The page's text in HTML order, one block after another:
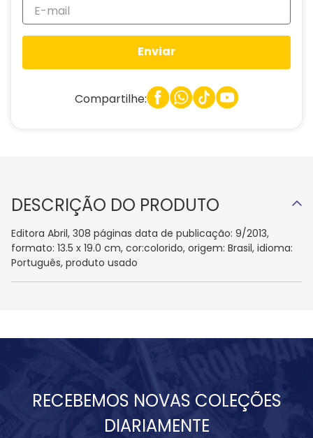
Enviar
Compartilhe:
DESCRIÇÃO DO PRODUTO
Editora Abril, 308 páginas data de publicação: 9/2013,
formato: 13.5 x 19.0 cm, cor:colorido, origem: Brasil, idioma:
Português, produto usado
RECEBEMOS NOVAS COLEÇÕES
DIARIAMENTE